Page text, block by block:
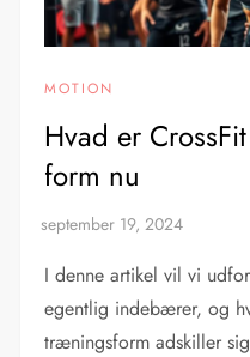
MOTION
Hvad er
form nu
I denne artikel vil vi
egentlig indebærer, og
træningsform adskiller